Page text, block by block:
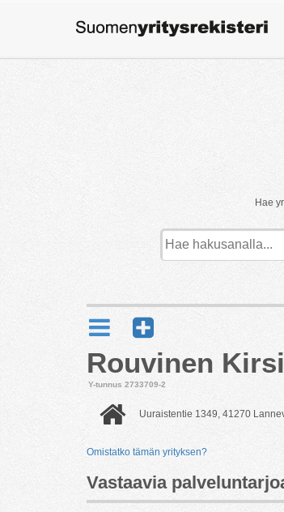
Hae
Rouvinen
Y-tunnus 2733709-2
Uuraistentie 1349, 41270
Omistatko tämän yrityksen?
Vastaavia